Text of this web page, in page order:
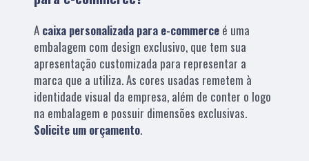
A caixa personalizada para e-commerce é uma
embalagem com design exclusivo, que tem sua
apresentação customizada para representar a
marca que a utiliza. As cores usadas remetem à
identidade visual da empresa, além de conter o logo
na embalagem e possuir dimensões exclusivas.
Solicite um orçamento.